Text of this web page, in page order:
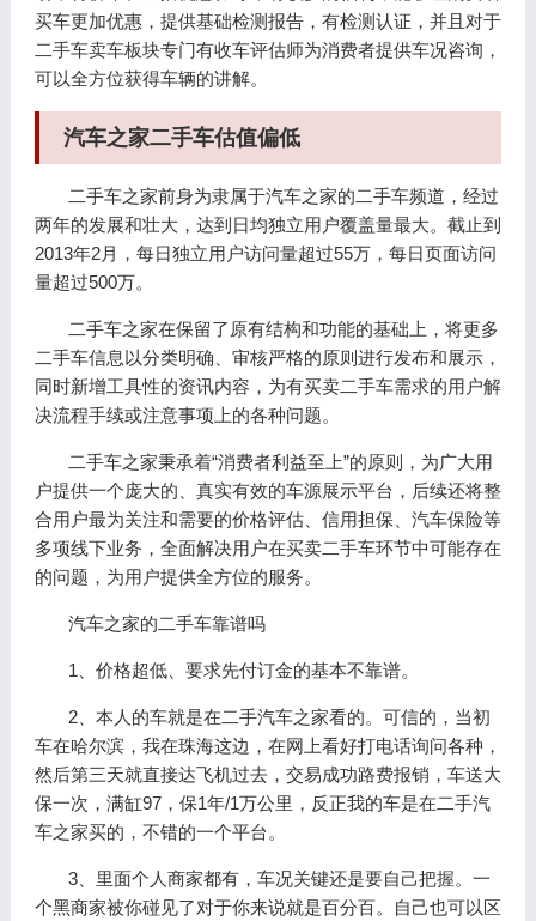
买车更加优惠，提供基础检测报告，有检测认证，并且对于
二手车卖车板块专门有收车评估师为消费者提供车况咨询，
可以全方位获得车辆的讲解。
汽车之家二手车估值偏低
二手车之家前身为隶属于汽车之家的二手车频道，经过
两年的发展和壮大，达到日均独立用户覆盖量最大。截止到
2013年2月，每日独立用户访问量超过55万，每日页面访问
量超过500万。
二手车之家在保留了原有结构和功能的基础上，将更多
二手车信息以分类明确、审核严格的原则进行发布和展示，
同时新增工具性的资讯内容，为有买卖二手车需求的用户解
决流程手续或注意事项上的各种问题。
二手车之家秉承着“消费者利益至上”的原则，为广大用
户提供一个庞大的、真实有效的车源展示平台，后续还将整
合用户最为关注和需要的价格评估、信用担保、汽车保险等
多项线下业务，全面解决用户在买卖二手车环节中可能存在
的问题，为用户提供全方位的服务。
汽车之家的二手车靠谱吗
1、价格超低、要求先付订金的基本不靠谱。
2、本人的车就是在二手汽车之家看的。可信的，当初
车在哈尔滨，我在珠海这边，在网上看好打电话询问各种，
然后第三天就直接达飞机过去，交易成功路费报销，车送大
保一次，满缸97，保1年/1万公里，反正我的车是在二手汽
车之家买的，不错的一个平台。
3、里面个人商家都有，车况关键还是要自己把握。一
个黑商家被你碰见了对于你来说就是百分百。自己也可以区